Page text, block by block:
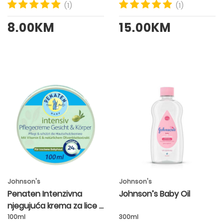
(1)
8.00KM
(1)
15.00KM
Johnson's
Penaten Intenzivna
njegujuća krema za lice i
tijelo
100ml
Johnson's
Johnson’s Baby Oil
300ml